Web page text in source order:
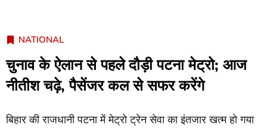
NATIONAL
चुनाव के ऐलान से पहले दौड़ी पटना मेट्रो; आज
नीतीश चढ़े, पैसेंजर कल से सफर करेंगे
बिहार की राजधानी पटना में मेट्रो ट्रेन सेवा का इंतजार खत्म हो गया